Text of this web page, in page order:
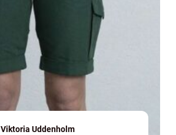
Viktoria Uddenholm